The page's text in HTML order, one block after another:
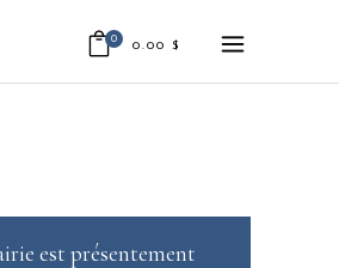
0 0.00 $
est présentement